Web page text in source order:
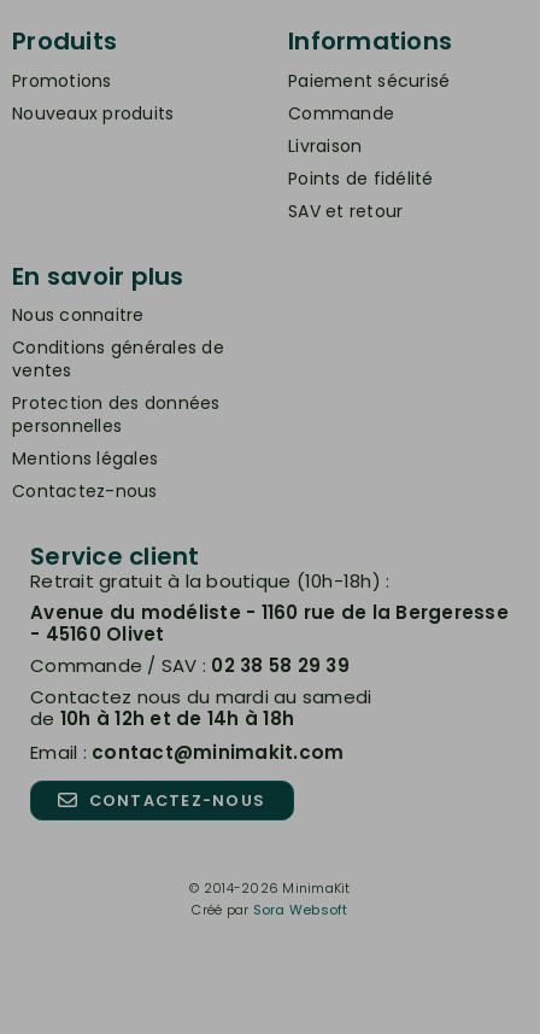
Produits
Promotions
Nouveaux produits
Informations
Paiement sécurisé
Commande
Livraison
Points de fidélité
SAV et retour
En savoir plus
Nous connaitre
Conditions générales de
ventes
Protection des données
personnelles
Mentions légales
Contactez-nous
Service client
Retrait gratuit à la boutique (10h-18h) :
Avenue du modéliste - 1160 rue de la Bergeresse
- 45160 Olivet
Commande / SAV : 02 38 58 29 39
Contactez nous du mardi au samedi
de 10h à 12h et de 14h à 18h
Email : contact@minimakit.com
CONTACTEZ-NOUS
© 2014-2026 MinimaKit
Créé par Sora Websoft